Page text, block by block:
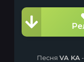
Песня VA KA -